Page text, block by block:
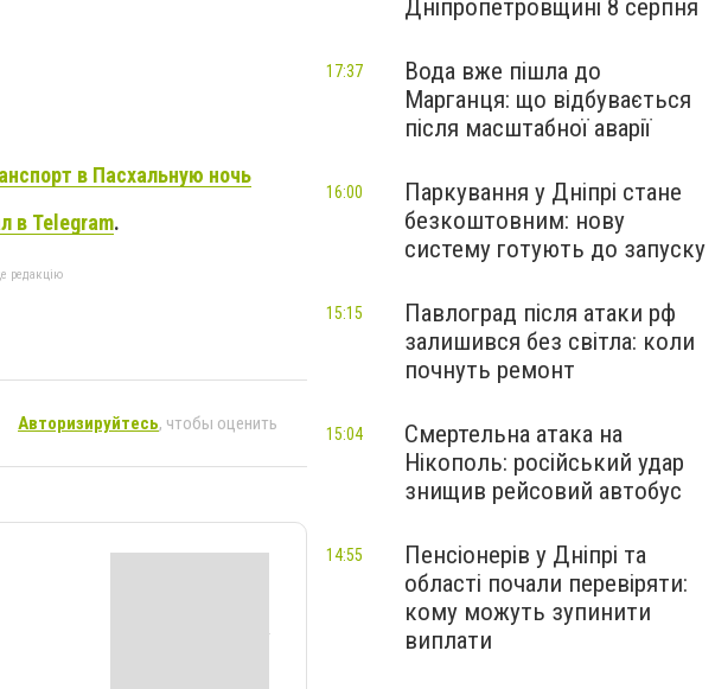
в Пасхальную ночь
в Telegram.
редакцію
Авторизируйтесь, чтобы оценить
Дніпропетровщині 8 серпня
Вода вже пішла до
Марганця: що відбувається
після масштабної аварії
17:37
Паркування у Дніпрі стане
безкоштовним: нову
систему готують до запуску
16:00
Павлоград після атаки рф
залишився без світла: коли
почнуть ремонт
15:15
Смертельна атака на
Нікополь: російський удар
знищив рейсовий автобус
15:04
Пенсіонерів у Дніпрі та
області почали перевіряти:
кому можуть зупинити
виплати
14:55